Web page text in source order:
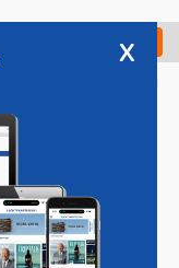
Check in
Vacatures
x